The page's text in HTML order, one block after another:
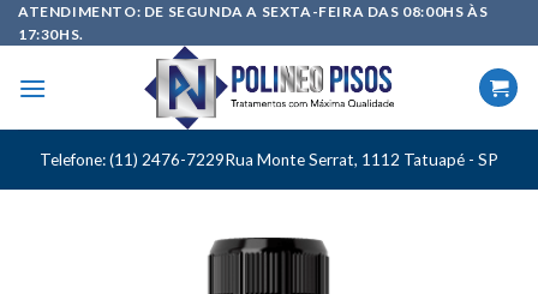
Skip
to
ATENDIMENTO: DE SEGUNDA A SEXTA-FEIRA DAS 08:00HS ÀS
17:30HS.
Telefone: (11) 2476-7229Rua Monte Serrat, 1112 Tatuapé - SP